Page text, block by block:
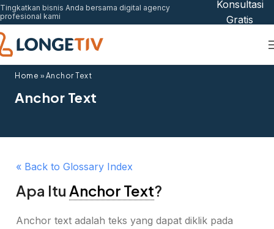
Tingkatkan bisnis Anda bersama digital agency
profesional kami
Konsultasi
Gratis
Home » Anchor Text
Anchor Text
« Back to Glossary Index
Apa Itu Anchor Text?
Anchor text adalah teks yang dapat diklik pada